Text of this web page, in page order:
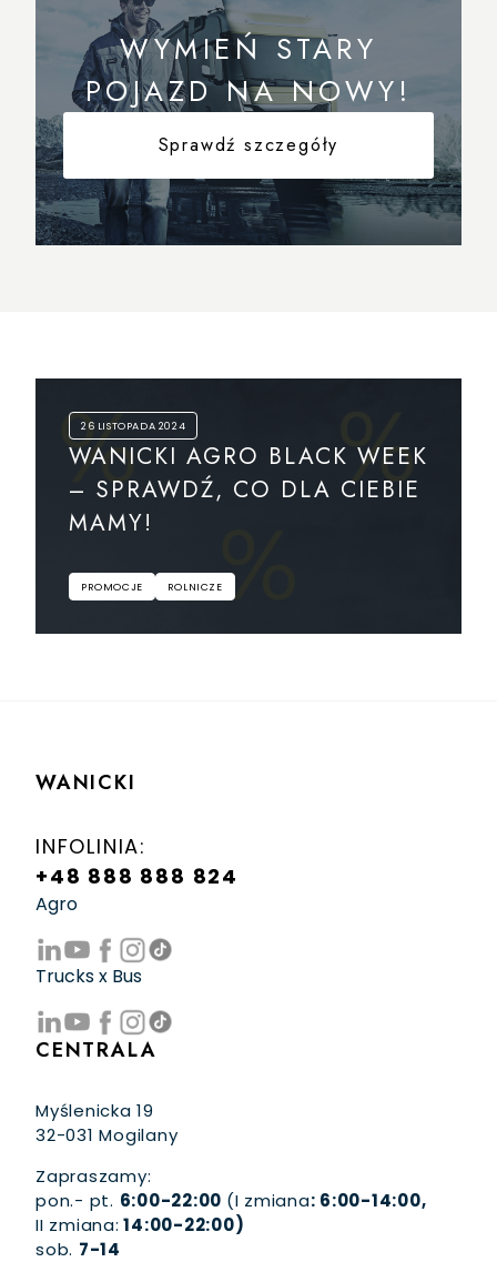
WYMIEŃ STARY
POJAZD NA NOWY!
Sprawdź szczegóły
26 LISTOPADA 2024
WANICKI AGRO BLACK WEEK
– SPRAWDŹ, CO DLA CIEBIE
MAMY!
PROMOCJE ROLNICZE
WANICKI
INFOLINIA:
+48 888 888 824
Agro
Trucks x Bus
CENTRALA
Myślenicka 19
32-031 Mogilany
Zapraszamy:
pon.- pt. 6:00-22:00 (I zmiana: 6:00-14:00,
II zmiana: 14:00-22:00)
sob. 7-14